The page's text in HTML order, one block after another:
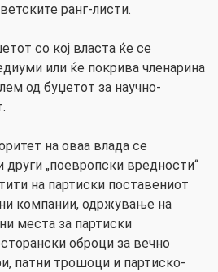
ранг-листи.
со кој власта ќе се
или ќе покрива членарина
од буџетот за научно-
на оваа влада се
„поевропски вредности“
на партиски поставениот
компании, одржување на
места за партиски
оброци за вечно
патни трошоци и партиско-